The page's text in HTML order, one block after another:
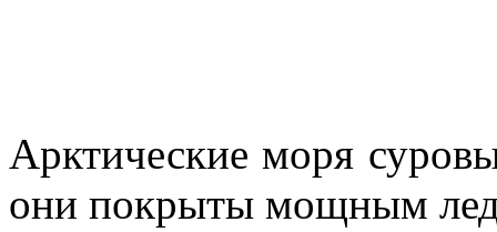
Арктические моря
они покрыты мощным